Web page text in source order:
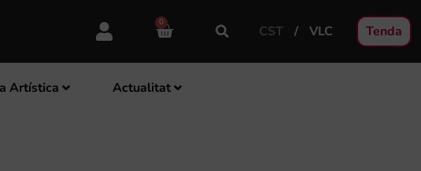
0
CST VLC Tenda
Artística Actualitat